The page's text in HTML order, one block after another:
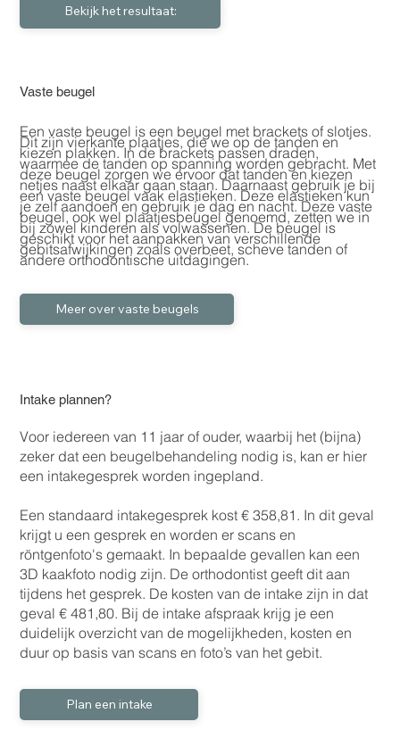
Bekijk het resultaat:
Intake plannen?
Voor iedereen van 11 jaar of ouder, waarbij het (bijna)
zeker dat een beugelbehandeling nodig is, kan er hier
een intakegesprek worden ingepland.
Een standaard intakegesprek kost € 358,81. In dit geval
krijgt u een gesprek en worden er scans en
röntgenfoto's gemaakt. In bepaalde gevallen kan een
3D kaakfoto nodig zijn. De orthodontist geeft dit aan
tijdens het gesprek. De kosten van de intake zijn in dat
geval € 481,80. Bij de intake afspraak krijg je een
duidelijk overzicht van de mogelijkheden, kosten en
duur op basis van scans en foto’s van het gebit.
Plan een intake
Vaste beugel
Een vaste beugel is een beugel met brackets of slotjes.
Dit zijn vierkante plaatjes, die we op de tanden en
kiezen plakken. In de brackets passen draden,
waarmee de tanden op spanning worden gebracht. Met
deze beugel zorgen we ervoor dat tanden en kiezen
netjes naast elkaar gaan staan. Daarnaast gebruik je bij
een vaste beugel vaak elastieken. Deze elastieken kun
je zelf aandoen en gebruik je dag en nacht. Deze vaste
beugel, ook wel plaatjesbeugel genoemd, zetten we in
bij zowel kinderen als volwassenen. De beugel is
geschikt voor het aanpakken van verschillende
gebitsafwijkingen zoals overbeet, scheve tanden of
andere orthodontische uitdagingen.
Meer over vaste beugels